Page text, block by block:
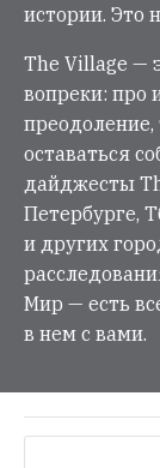
истории. Это
The Village —
вопреки: про
преодоление,
оставаться
дайджесты
Петербурге,
и других
Мир — есть
в нем с вами.